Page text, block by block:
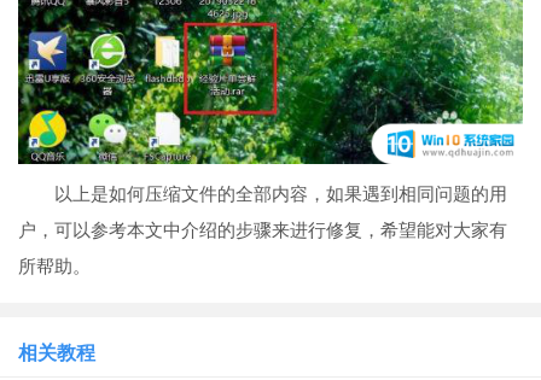
以上是如何压缩文件的全部内容，如果遇到相同问题的用
户，可以参考本文中介绍的步骤来进行修复，希望能对大家有
所帮助。
相关教程